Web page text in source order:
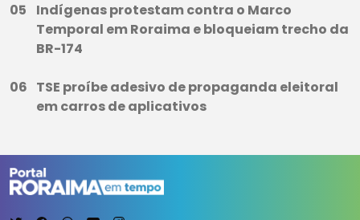
Indígenas protestam contra o Marco
Temporal em Roraima e bloqueiam trecho da
BR-174
TSE proíbe adesivo de propaganda eleitoral
em carros de aplicativos